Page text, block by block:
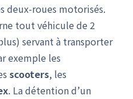
deux-roues motorisés.
tout véhicule de 2
servant à transporter
exemple les
scooters, les
. La détention d’un